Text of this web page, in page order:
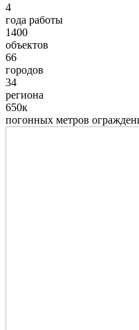
4
года работы
1400
объектов
66
городов
34
региона
650к
погонных метров